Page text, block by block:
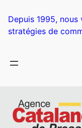
contenu
Depuis 1995,
stratégies de